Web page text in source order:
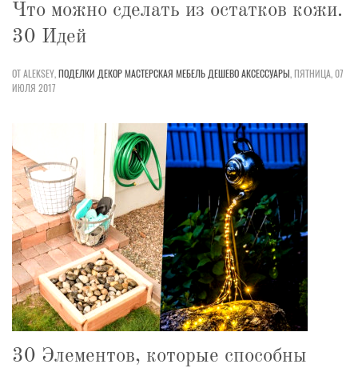
Что можно сделать из остатков кожи.
30 Идей
ОТ ALEKSEY,ПОДЕЛКИ ДЕКОРМАСТЕРСКАЯ МЕБЕЛЬ ДЕШЕВОАКСЕССУАРЫ,ПЯТНИЦА, 07
ИЮЛЯ 2017
30 Элементов, которые способны